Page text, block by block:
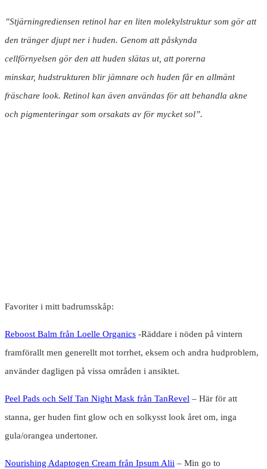
”Stjärningrediensen retinol har en liten molekylstruktur som gör att
den tränger djupt ner i huden. Genom att påskynda
cellförnyelsen gör den att huden slätas ut, att porerna
minskar, hudstrukturen blir jämnare och huden får en allmänt
fräschare look. Retinol kan även användas för att behandla akne
och pigmenteringar som orsakats av för mycket sol”.
Favoriter i mitt badrumsskåp:
Reboost Balm från Loelle Organics -Räddare i nöden på vintern
framförallt men generellt mot torrhet, eksem och andra hudproblem,
använder dagligen på vissa områden i ansiktet.
Peel Pads och Self Tan Night Mask från TanRevel – Här för att
stanna, ger huden fint glow och en solkysst look året om, inga
gula/orangea undertoner.
Nourishing Adaptogen Cream från Ipsum Alii – Min go to